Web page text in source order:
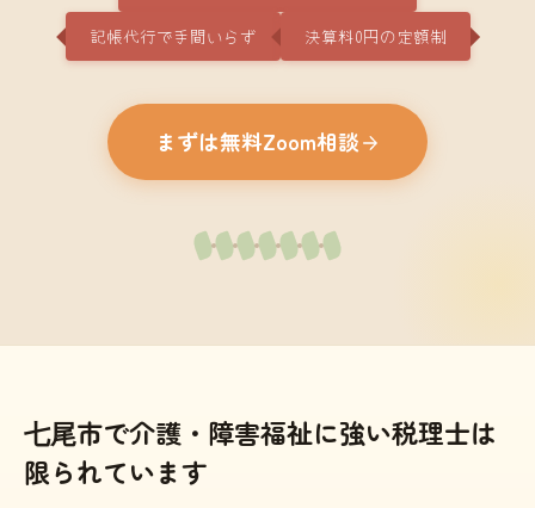
記帳代行で手間いらず 決算料0円の定額制
まずは無料Zoom相談
七尾市で介護・障害福祉に強い税理士は
限られています